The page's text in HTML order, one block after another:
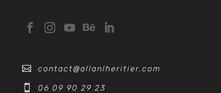
 contact@allanlheritier.com
 06 09 90 29 23